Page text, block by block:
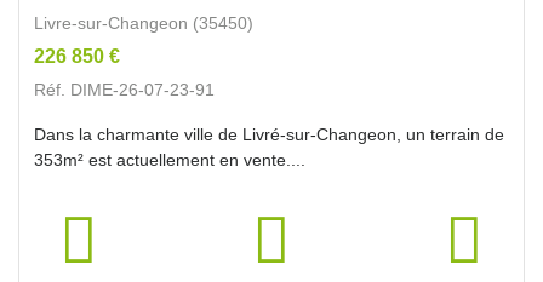
Livre-sur-Changeon (35450)
226 850 €
Réf. DIME-26-07-23-91
Dans la charmante ville de Livré-sur-Changeon, un terrain de
353m² est actuellement en vente....